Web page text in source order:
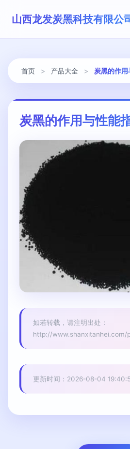
山西龙发炭黑科技有限公
首页 > 产品大全 > 炭黑的作
炭黑的作用与性能
如若转载，请注明出处：
http://www.shanxitanhei.com/
更新时间：2026-08-04